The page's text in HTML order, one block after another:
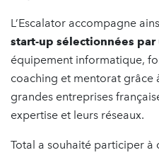
L’Escalator accompagne
start-up sélectionnées par
équipement informatique,
coaching et mentorat grâce
grandes entreprises
expertise et leurs réseaux.
Total a souhaité participer